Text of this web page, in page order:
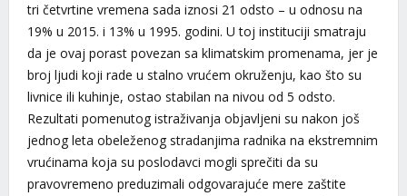
tri četvrtine vremena sada iznosi 21 odsto – u odnosu na
19% u 2015. i 13% u 1995. godini. U toj instituciji smatraju
da je ovaj porast povezan sa klimatskim promenama, jer je
broj ljudi koji rade u stalno vrućem okruženju, kao što su
livnice ili kuhinje, ostao stabilan na nivou od 5 odsto.
Rezultati pomenutog istraživanja objavljeni su nakon još
jednog leta obeleženog stradanjima radnika na ekstremnim
vrućinama koja su poslodavci mogli sprečiti da su
pravovremeno preduzimali odgovarajuće mere zaštite